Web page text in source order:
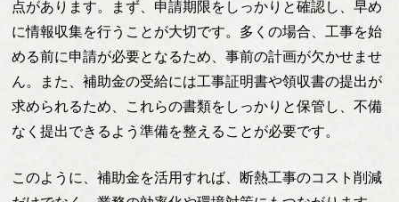
点があります。まず、申請期限をしっかりと確認し、早め
に情報収集を行うことが大切です。多くの場合、工事を始
める前に申請が必要となるため、事前の計画が欠かせませ
ん。また、補助金の受給には工事証明書や領収書の提出が
求められるため、これらの書類をしっかりと保管し、不備
なく提出できるよう準備を整えることが必要です。
このように、補助金を活用すれば、断熱工事のコスト削減